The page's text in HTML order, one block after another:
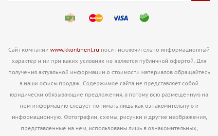
Сайт компании www.kkontinent.ru носит исключительно информационный
характер и ни при каких условиях не является публичной офертой. Для
получения актуальной информации о стоимости материалов обращайтесь
в наши офисы продаж. Содержимое сайта не представляет собой
юридически обязывающие предложения, а потому всю размещенную на
нем информацию следует понимать лишь как ознакомительную и
информационную. Фотографии, схемы, рисунки и другие изображения,
представленные на нем, использованы лишь в ознакомительных,